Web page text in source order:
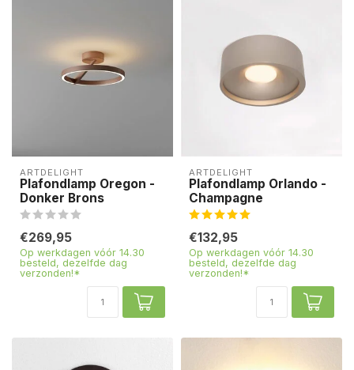
ARTDELIGHT
Plafondlamp Oregon -
Donker Brons
€269,95
Op werkdagen vóór 14.30
besteld, dezelfde dag
verzonden!*
ARTDELIGHT
Plafondlamp Orlando -
Champagne
€132,95
Op werkdagen vóór 14.30
besteld, dezelfde dag
verzonden!*